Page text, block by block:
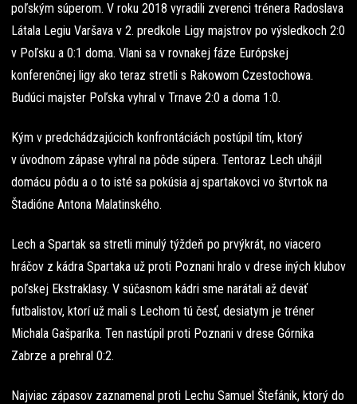
poľským súperom. V roku 2018 vyradili zverenci trénera Radoslava
Látala Legiu Varšava v 2. predkole Ligy majstrov po výsledkoch 2:0
v Poľsku a 0:1 doma. Vlani sa v rovnakej fáze Európskej
konferenčnej ligy ako teraz stretli s Rakowom Czestochowa.
Budúci majster Poľska vyhral v Trnave 2:0 a doma 1:0.
Kým v predchádzajúcich konfrontáciách postúpil tím, ktorý
v úvodnom zápase vyhral na pôde súpera. Tentoraz Lech uhájil
domácu pôdu a o to isté sa pokúsia aj spartakovci vo štvrtok na
Štadióne Antona Malatinského.
Lech a Spartak sa stretli minulý týždeň po prvýkrát, no viacero
hráčov z kádra Spartaka už proti Poznani hralo v drese iných klubov
poľskej Ekstraklasy. V súčasnom kádri sme narátali až deväť
futbalistov, ktorí už mali s Lechom tú česť, desiatym je tréner
Michala Gašparíka. Ten nastúpil proti Poznani v drese Górnika
Zabrze a prehral 0:2.
Najviac zápasov zaznamenal proti Lechu Samuel Štefánik, ktorý do